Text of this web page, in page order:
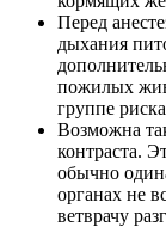
Перед
дыхания
пожилых
группе
Возможна
контраста.
обычно
органах не
ветврачу